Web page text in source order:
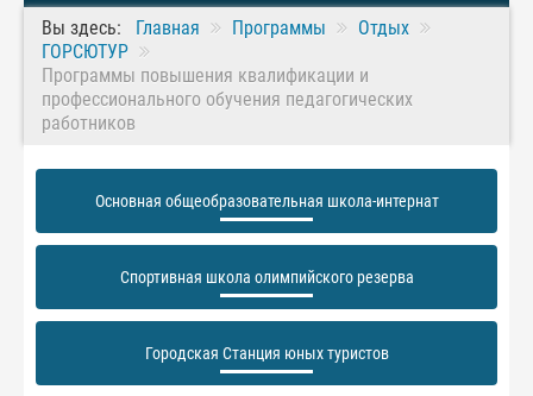
Вы здесь: Главная Программы
Отдых
ГОРСЮТУР
Программы повышения квалификации и
профессионального обучения педагогических
работников
Основная общеобразовательная школа-интернат
Спортивная школа олимпийского резерва
Городская Станция юных туристов